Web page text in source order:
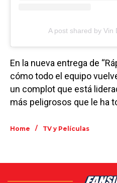
A post shared by Vin
En la nueva entrega de
cómo todo el equipo
un complot que está
más peligrosos que le ha
Home / TV y Películas